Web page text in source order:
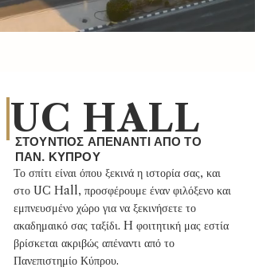
UC HALL
Το σπίτι είναι όπου ξεκινά η ιστορία σας, και
στο UC Hall, προσφέρουμε έναν φιλόξενο και
εμπνευσμένο χώρο για να ξεκινήσετε το
ακαδημαικό σας ταξίδι. H φοιτητική μας εστία
βρίσκεται ακριβώς απέναντι από το
Πανεπιστημίο Κύπρου.
ΣΤΟΥΝΤΙΟΣ ΑΠΕΝΑΝΤΙ ΑΠΟ ΤΟ
ΠΑΝ. ΚΥΠΡΟΥ